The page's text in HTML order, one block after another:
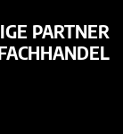
PARTNER